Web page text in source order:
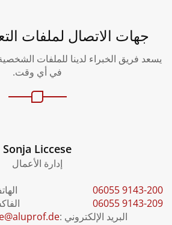
جهات الاتصال لملفات
فريق الخبراء لدينا للملفات الشخصية
في أي وقت.
Sonja Liccese
إدارة الأعمال
الهاتف :
06055 9143-
الفاكس :
06055 9143-
البريد الإلكتروني :